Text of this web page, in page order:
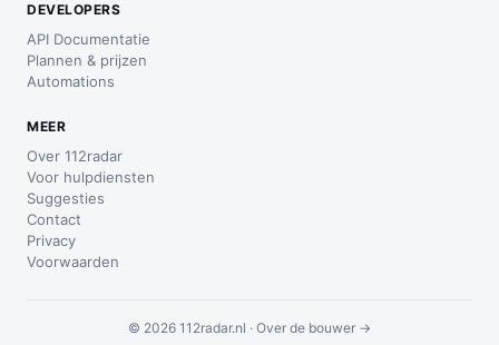
DEVELOPERS
API Documentatie
Plannen & prijzen
Automations
MEER
Over 112radar
Voor hulpdiensten
Suggesties
Contact
Privacy
Voorwaarden
© 2026 112radar.nl · Over de bouwer →